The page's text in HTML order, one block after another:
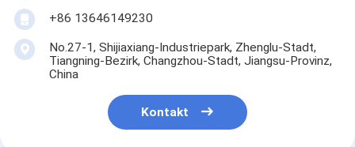
+86 13646149230
No.27-1, Shijiaxiang-Industriepark, Zhenglu-Stadt,
Tiangning-Bezirk, Changzhou-Stadt, Jiangsu-Provinz,
China
Kontakt